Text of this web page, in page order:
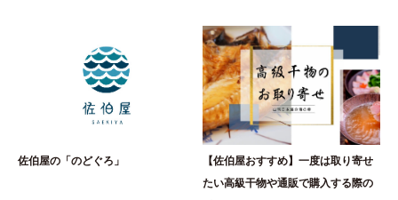
佐伯屋の「のどぐろ」
【佐伯屋おすすめ】一度は取り寄せ
たい高級干物や通販で購入する際の